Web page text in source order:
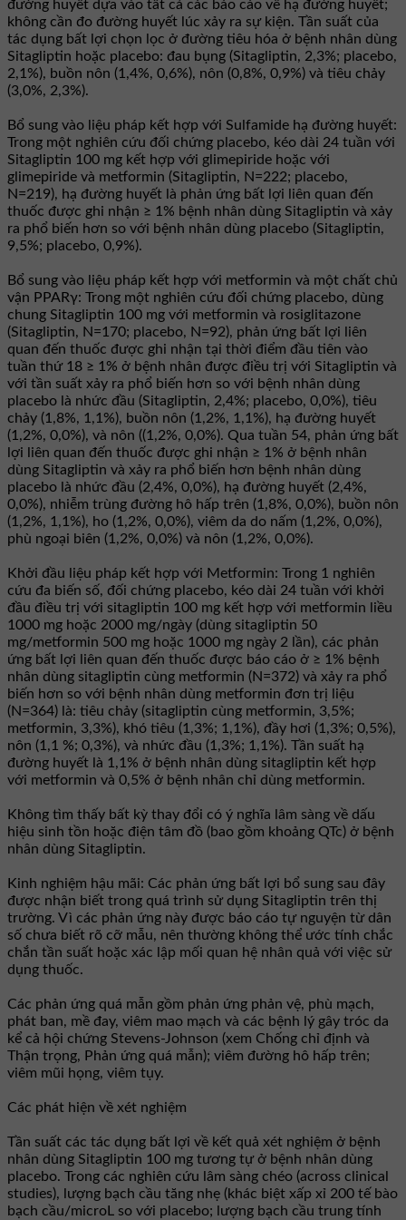
đường huyết dựa vào tất cả các báo cáo về hạ đường huyết;
không cần đo đường huyết lúc xảy ra sự kiện. Tần suất của
tác dụng bất lợi chọn lọc ở đường tiêu hóa ở bệnh nhân dùng
Sitagliptin hoặc placebo: đau bụng (Sitagliptin, 2,3%; placebo,
2,1%), buồn nôn (1,4%, 0,6%), nôn (0,8%, 0,9%) và tiêu chảy
(3,0%, 2,3%).
Bổ sung vào liệu pháp kết hợp với Sulfamide hạ đường huyết:
Trong một nghiên cứu đối chứng placebo, kéo dài 24 tuần với
Sitagliptin 100 mg kết hợp với glimepiride hoặc với
glimepiride và metformin (Sitagliptin, N=222; placebo,
N=219), hạ đường huyết là phản ứng bất lợi liên quan đến
thuốc được ghi nhận ≥ 1% bệnh nhân dùng Sitagliptin và xảy
ra phổ biến hơn so với bệnh nhân dùng placebo (Sitagliptin,
9,5%; placebo, 0,9%).
Bổ sung vào liệu pháp kết hợp với metformin và một chất chủ
vận PPARγ: Trong một nghiên cứu đối chứng placebo, dùng
chung Sitagliptin 100 mg với metformin và rosiglitazone
(Sitagliptin, N=170; placebo, N=92), phản ứng bất lợi liên
quan đến thuốc được ghi nhận tại thời điểm đầu tiên vào
tuần thứ 18 ≥ 1% ở bệnh nhân được điều trị với Sitagliptin và
với tần suất xảy ra phổ biến hơn so với bệnh nhân dùng
placebo là nhức đầu (Sitagliptin, 2,4%; placebo, 0,0%), tiêu
chảy (1,8%, 1,1%), buồn nôn (1,2%, 1,1%), hạ đường huyết
(1,2%, 0,0%), và nôn ((1,2%, 0,0%). Qua tuần 54, phản ứng bất
lợi liên quan đến thuốc được ghi nhận ≥ 1% ở bệnh nhân
dùng Sitagliptin và xảy ra phổ biến hơn bệnh nhân dùng
placebo là nhức đầu (2,4%, 0,0%), hạ đường huyết (2,4%,
0,0%), nhiễm trùng đường hô hấp trên (1,8%, 0,0%), buồn nôn
(1,2%, 1,1%), ho (1,2%, 0,0%), viêm da do nấm (1,2%, 0,0%),
phù ngoại biên (1,2%, 0,0%) và nôn (1,2%, 0,0%).
Khởi đầu liệu pháp kết hợp với Metformin: Trong 1 nghiên
cứu đa biến số, đối chứng placebo, kéo dài 24 tuần với khởi
đầu điều trị với sitagliptin 100 mg kết hợp với metformin liều
1000 mg hoặc 2000 mg/ngày (dùng sitagliptin 50
mg/metformin 500 mg hoặc 1000 mg ngày 2 lần), các phản
ứng bất lợi liên quan đến thuốc được báo cáo ở ≥ 1% bệnh
nhân dùng sitagliptin cùng metformin (N=372) và xảy ra phổ
biến hơn so với bệnh nhân dùng metformin đơn trị liệu
(N=364) là: tiêu chảy (sitagliptin cùng metformin, 3,5%;
metformin, 3,3%), khó tiêu (1,3%; 1,1%), đầy hơi (1,3%; 0,5%),
nôn (1,1 %; 0,3%), và nhức đầu (1,3%; 1,1%). Tần suất hạ
đường huyết là 1,1% ở bệnh nhân dùng sitagliptin kết hợp
với metformin và 0,5% ở bệnh nhân chỉ dùng metformin.
Không tìm thấy bất kỳ thay đổi có ý nghĩa lâm sàng về dấu
hiệu sinh tồn hoặc điện tâm đồ (bao gồm khoảng QTc) ở bệnh
nhân dùng Sitagliptin.
Kinh nghiệm hậu mãi: Các phản ứng bất lợi bổ sung sau đây
được nhận biết trong quá trình sử dụng Sitagliptin trên thị
trường. Vì các phản ứng này được báo cáo tự nguyện từ dân
số chưa biết rõ cỡ mẫu, nên thường không thể ước tính chắc
chắn tần suất hoặc xác lập mối quan hệ nhân quả với việc sử
dụng thuốc.
Các phản ứng quá mẫn gồm phản ứng phản vệ, phù mạch,
phát ban, mề đay, viêm mao mạch và các bệnh lý gây tróc da
kể cả hội chứng Stevens-Johnson (xem Chống chỉ định và
Thận trọng, Phản ứng quá mẫn); viêm đường hô hấp trên;
viêm mũi họng, viêm tụy.
Các phát hiện về xét nghiệm
Tần suất các tác dụng bất lợi về kết quả xét nghiệm ở bệnh
nhân dùng Sitagliptin 100 mg tương tự ở bệnh nhân dùng
placebo. Trong các nghiên cứu lâm sàng chéo (across clinical
studies), lượng bạch cầu tăng nhẹ (khác biệt xấp xỉ 200 tế bào
bạch cầu/microL so với placebo; lượng bạch cầu trung tính